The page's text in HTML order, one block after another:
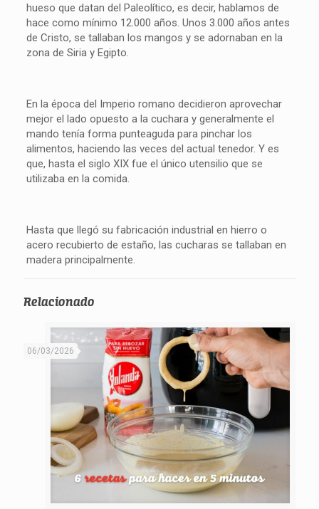
hueso que datan del Paleolítico, es decir, hablamos de
hace como mínimo 12.000 años. Unos 3.000 años antes
de Cristo, se tallaban los mangos y se adornaban en la
zona de Siria y Egipto.
En la época del Imperio romano decidieron aprovechar
mejor el lado opuesto a la cuchara y generalmente el
mando tenía forma punteaguda para pinchar los
alimentos, haciendo las veces del actual tenedor. Y es
que, hasta el siglo XIX fue el único utensilio que se
utilizaba en la comida.
Hasta que llegó su fabricación industrial en hierro o
acero recubierto de estaño, las cucharas se tallaban en
madera principalmente.
Relacionado
06/03/2026